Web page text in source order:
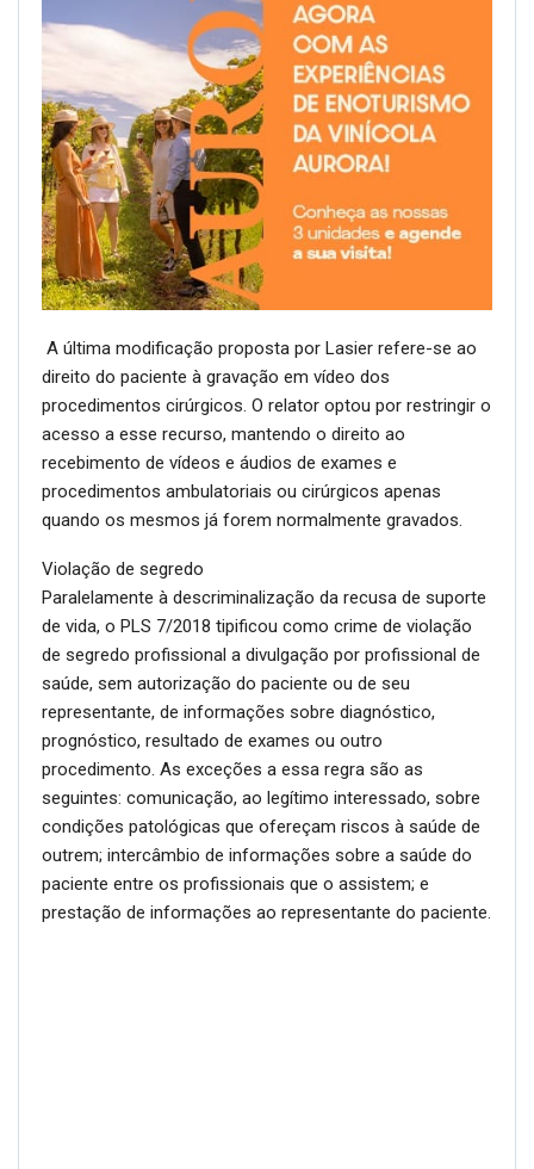
A última modificação proposta por Lasier refere-se ao
direito do paciente à gravação em vídeo dos
procedimentos cirúrgicos. O relator optou por restringir o
acesso a esse recurso, mantendo o direito ao
recebimento de vídeos e áudios de exames e
procedimentos ambulatoriais ou cirúrgicos apenas
quando os mesmos já forem normalmente gravados.
Violação de segredo
Paralelamente à descriminalização da recusa de suporte
de vida, o PLS 7/2018 tipificou como crime de violação
de segredo profissional a divulgação por profissional de
saúde, sem autorização do paciente ou de seu
representante, de informações sobre diagnóstico,
prognóstico, resultado de exames ou outro
procedimento. As exceções a essa regra são as
seguintes: comunicação, ao legítimo interessado, sobre
condições patológicas que ofereçam riscos à saúde de
outrem; intercâmbio de informações sobre a saúde do
paciente entre os profissionais que o assistem; e
prestação de informações ao representante do paciente.